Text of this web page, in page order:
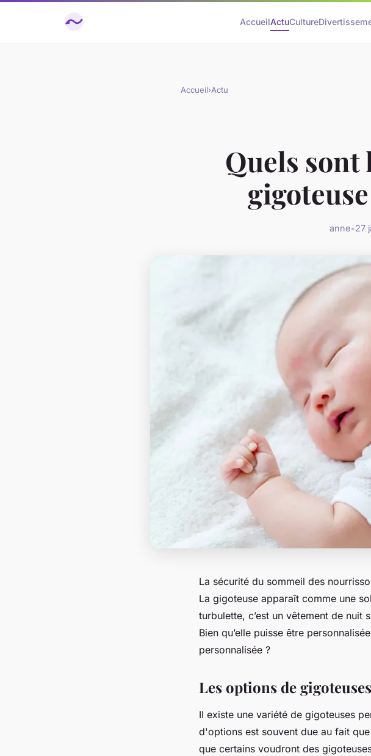
AccueilActuCulture
Accueil›Actu
Quels sont
anne•27
La sécurité du sommeil des
La gigoteuse apparaît comme une
turbulette, c’est un vêtement de nuit
Bien qu’elle puisse être
personnalisée ?
Les options de
Il existe une variété de gigoteuses
d'options est souvent due au fait
que certains voudront des